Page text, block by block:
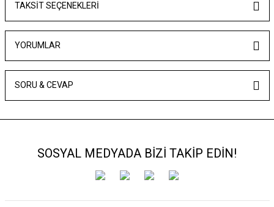
TAKSIT SEÇENEKLERI
YORUMLAR
SORU & CEVAP
SOSYAL MEDYADA BİZİ TAKİP EDİN!